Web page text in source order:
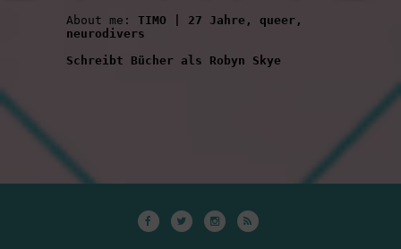
About me: TIMO | 27 Jahre, queer,
neurodivers
Schreibt Bücher als Robyn Skye